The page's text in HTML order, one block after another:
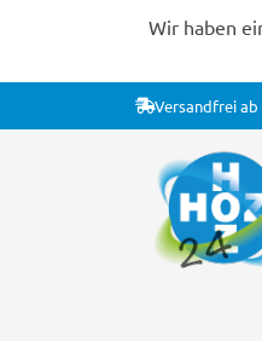
Wir haben
Versandfrei ab